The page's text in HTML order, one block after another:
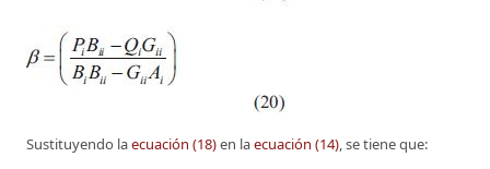
Sustituyendo laecuación (18)en laecuación (14), se tiene que: